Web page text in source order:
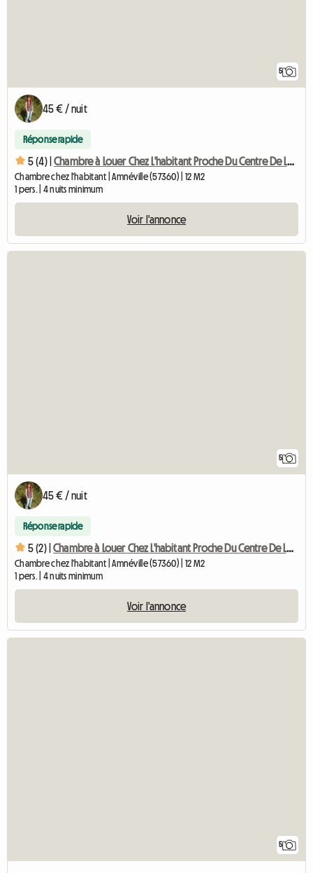
5
45 € / nuit
Réponse rapide
5 (4) | Chambre à Louer Chez L'habitant Proche Du Centre De Loisir D
Chambre chez l'habitant | Amnéville (57360) | 12 M2
1 pers. | 4 nuits minimum
Voir l'annonce
5
45 € / nuit
Réponse rapide
5 (2) | Chambre à Louer Chez L'habitant Proche Du Centre De Loisir D
Chambre chez l'habitant | Amnéville (57360) | 12 M2
1 pers. | 4 nuits minimum
Voir l'annonce
5